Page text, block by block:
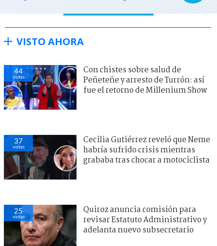
VISTO AHORA
44
visitas
Con chistes sobre salud de
Peñeteñe y arresto de Turrón: así
fue el retorno de Millenium Show
37
visitas
Cecilia Gutiérrez reveló que Neme
habría sufrido crisis mientras
grababa tras chocar a motociclista
25
visitas
Quiroz anuncia comisión para
revisar Estatuto Administrativo y
adelanta nuevo subsecretario